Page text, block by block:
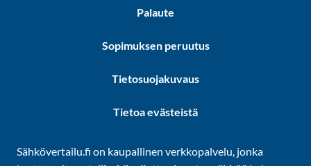
Palaute
Sopimuksen peruutus
Tietosuojakuvaus
Tietoa evästeistä
Sähkövertailu.fi on kaupallinen verkkopalvelu, jonka